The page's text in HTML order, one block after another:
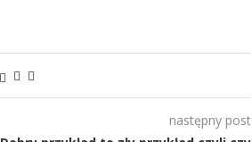
następny post